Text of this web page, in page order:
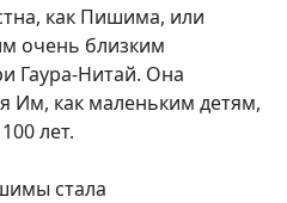
как Пишима, или
очень близким
Гаура-Нитай. Она
Им, как маленьким детям,
лет.
стала